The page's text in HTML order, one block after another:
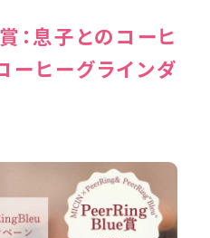
：息子とのコーヒ
ーヒーグラインダ